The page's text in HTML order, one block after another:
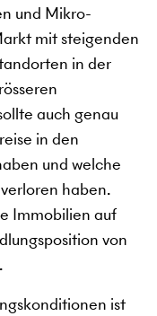
und Mikro-
mit steigenden
in der
auch genau
in den
und welche
haben.
Immobilien auf
von
ist